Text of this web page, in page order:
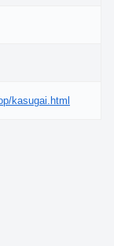
kasugai.html